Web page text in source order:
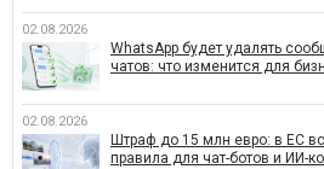
02.08.2026
WhatsApp будет удалять
чатов: что изменится для
02.08.2026
Штраф до 15 млн евро: в ЕС
правила для чат-ботов и ИИ-